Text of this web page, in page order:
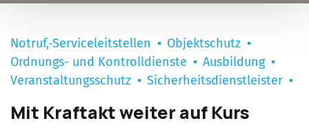
Notruf,-Serviceleitstellen
Objektschutz
Ordnungs- und Kontrolldienste
Ausbildung
Veranstaltungsschutz
Sicherheitsdienstleister
Mit Kraftakt weiter auf Kurs